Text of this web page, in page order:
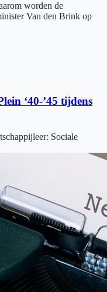
worden de
Van den Brink op
‘40-’45 tijdens
: Sociale